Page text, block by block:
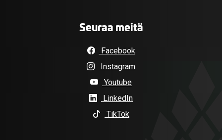
Seuraa meitä
Facebook
Instagram
Youtube
LinkedIn
TikTok